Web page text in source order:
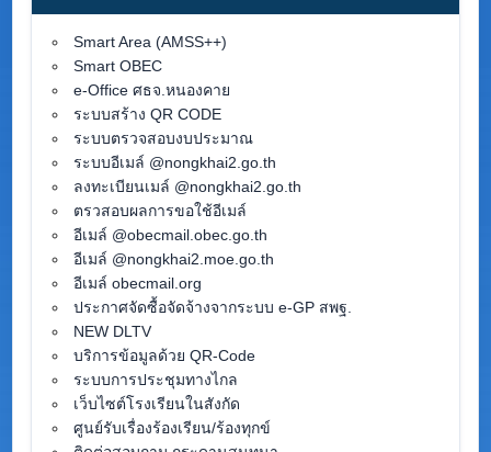
Smart Area (AMSS++)
Smart OBEC
e-Office ศธจ.หนองคาย
ระบบสร้าง QR CODE
ระบบตรวจสอบงบประมาณ
ระบบอีเมล์ @nongkhai2.go.th
ลงทะเบียนเมล์ @nongkhai2.go.th
ตรวสอบผลการขอใช้อีเมล์
อีเมล์ @obecmail.obec.go.th
อีเมล์ @nongkhai2.moe.go.th
อีเมล์ obecmail.org
ประกาศจัดซื้อจัดจ้างจากระบบ e-GP สพฐ.
NEW DLTV
บริการข้อมูลด้วย QR-Code
ระบบการประชุมทางไกล
เว็บไซต์โรงเรียนในสังกัด
ศูนย์รับเรื่องร้องเรียน/ร้องทุกข์